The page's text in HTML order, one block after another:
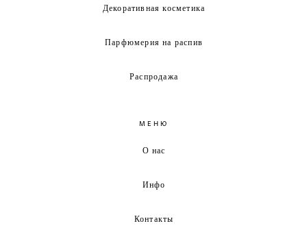
Декоративная косметика
Парфюмерия на распив
Распродажа
МЕНЮ
О нас
Инфо
Контакты